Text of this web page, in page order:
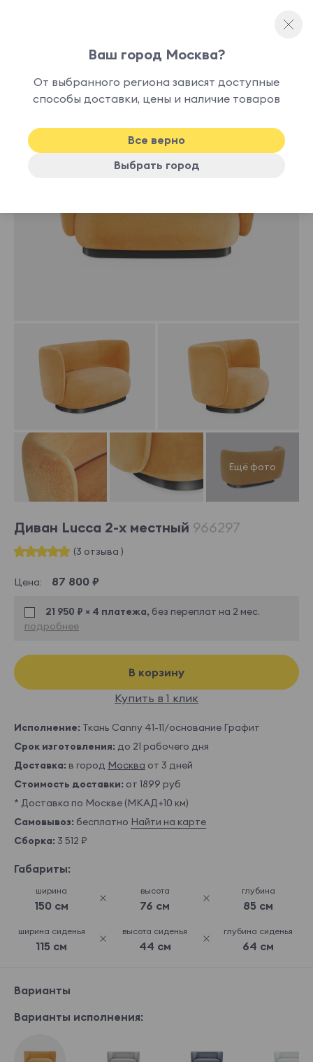
Хит
Диван Lucca 2-х местный 966297
(3 отзыва )
Цена: 87 800 ₽
21 950 ₽ × 4 платежа, без переплат на 2 мес.
подробнее
В корзину
Купить в 1 клик
Исполнение: Ткань Canny 41-11/основание Графит
Срок изготовления: до 21 рабочего дня
Доставка: в город Москва от 3 дней
Стоимость доставки: от 1899 руб
* Доставка по Москве (МКАД+10 км)
Самовывоз: бесплатно Найти на карте
Сборка: 3 512 ₽
Габариты:
ширина
150 см
высота
76 см
глубина
85 см
ширина сиденья
115 см
высота сиденья
44 см
глубина сиденья
64 см
Варианты
Варианты исполнения:
Ваш город Москва?
От выбранного региона зависят доступные
способы доставки, цены и наличие товаров
Все верно
Выбрать город